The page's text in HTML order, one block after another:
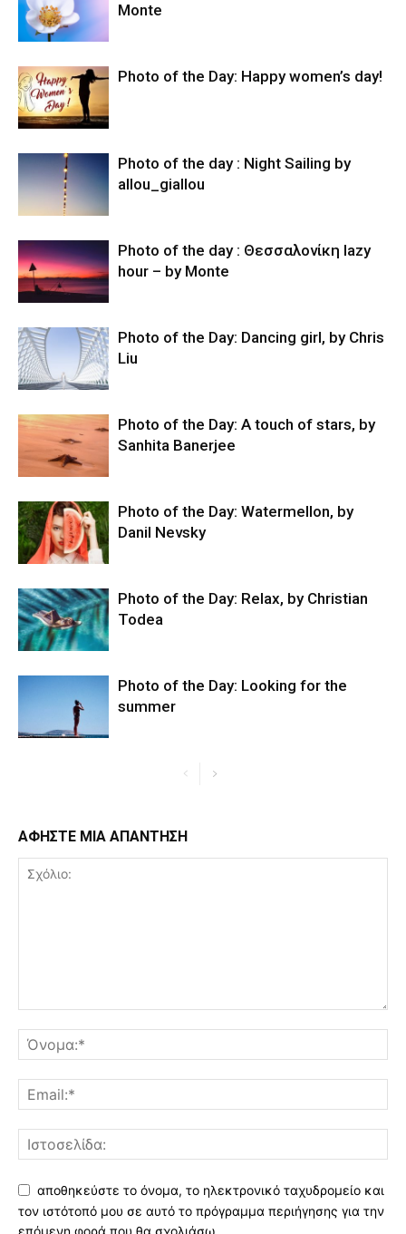
Monte
Photo of the Day: Happy women’s day!
Photo of the day : Night Sailing by
allou_giallou
Photo of the day : Θεσσαλονίκη lazy
hour – by Monte
Photo of the Day: Dancing girl, by Chris
Liu
Photo of the Day: A touch of stars, by
Sanhita Banerjee
Photo of the Day: Watermellon, by
Danil Nevsky
Photo of the Day: Relax, by Christian
Todea
Photo of the Day: Looking for the
summer
ΑΦΗΣΤΕ ΜΙΑ ΑΠΑΝΤΗΣΗ
αποθηκεύστε το όνομα, το ηλεκτρονικό ταχυδρομείο και
τον ιστότοπό μου σε αυτό το πρόγραμμα περιήγησης για την